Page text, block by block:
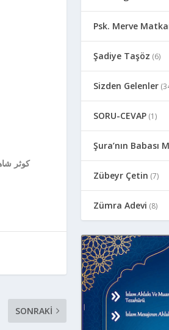
كوثر
SONRAKI
Psk. Merve
Şadiye Taşöz (6)
Sizden Gelenler
SORU-CEVAP (1)
Şura’nın Babası
Zübeyr Çetin (7)
Zümra Adevi (8)